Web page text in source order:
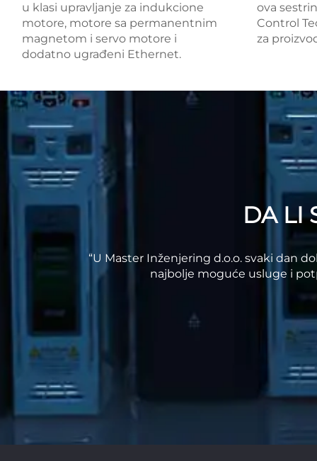
u klasi upravljanje za indukcione
motore, motore sa permanentnim
magnetom i servo motore i
dodatno ugrađeni Ethernet.
ova
Control
za
DA LI
“U Master Inženjering d.o.o. svaki dan
najbolje moguće usluge i